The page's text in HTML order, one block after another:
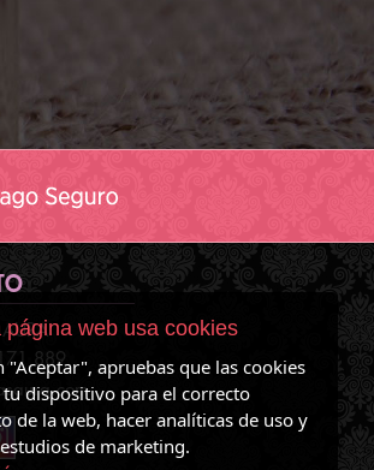
889
página web usa cookies
"Aceptar", apruebas que las cookies
dispositivo para el correcto
de la web, hacer analíticas de uso y
de marketing.